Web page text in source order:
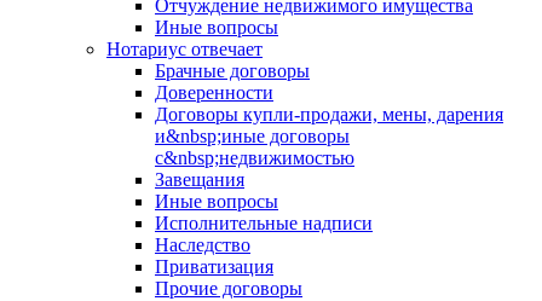
Отчуждение недвижимого имущества
Иные вопросы
Нотариус отвечает
Брачные договоры
Доверенности
Договоры купли-продажи, мены, дарения
и&nbsp;иные договоры
с&nbsp;недвижимостью
Завещания
Иные вопросы
Исполнительные надписи
Наследство
Приватизация
Прочие договоры